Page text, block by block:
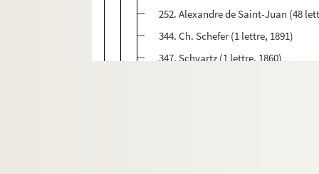
252. Alexandre de Saint-Juan (48
344. Ch. Schefer (1 lettre, 1891)
347. Schvartz (1 lettre, 1860)